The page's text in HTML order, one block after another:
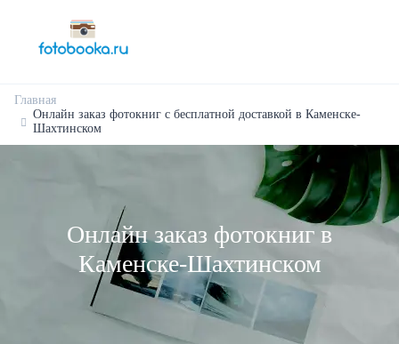
Главная
Онлайн заказ фотокниг с бесплатной доставкой в Каменске-
Шахтинском
Онлайн заказ фотокниг в
Каменске-Шахтинском